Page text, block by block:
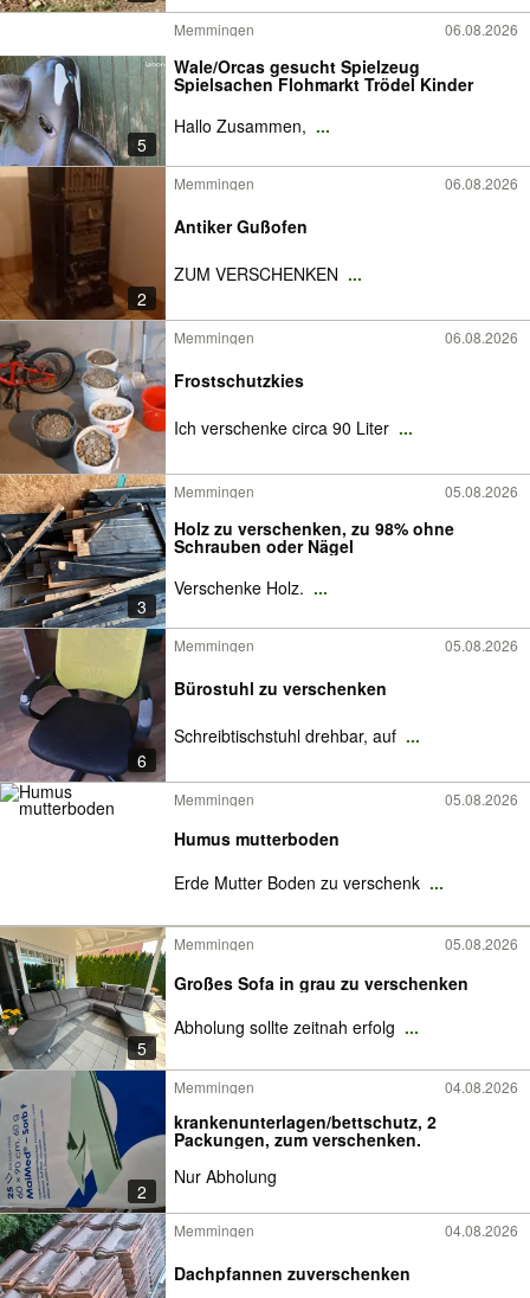
5
Memmingen 06.08.2026
Wale/Orcas gesucht Spielzeug
Spielsachen Flohmarkt Trödel Kinder
Hallo Zusammen, ...
2
Memmingen 06.08.2026
Antiker Gußofen
ZUM VERSCHENKEN ...
Memmingen 06.08.2026
Frostschutzkies
Ich verschenke circa 90 Liter ...
3
Memmingen 05.08.2026
Holz zu verschenken, zu 98% ohne
Schrauben oder Nägel
Verschenke Holz. ...
6
Memmingen 05.08.2026
Bürostuhl zu verschenken
Schreibtischstuhl drehbar, auf ...
Memmingen 05.08.2026
Humus mutterboden
Erde Mutter Boden zu verschenk ...
5
Memmingen 05.08.2026
Großes Sofa in grau zu verschenken
Abholung sollte zeitnah erfolg ...
2
Memmingen 04.08.2026
krankenunterlagen/bettschutz, 2
Packungen, zum verschenken.
Nur Abholung
Memmingen 04.08.2026
Dachpfannen zuverschenken